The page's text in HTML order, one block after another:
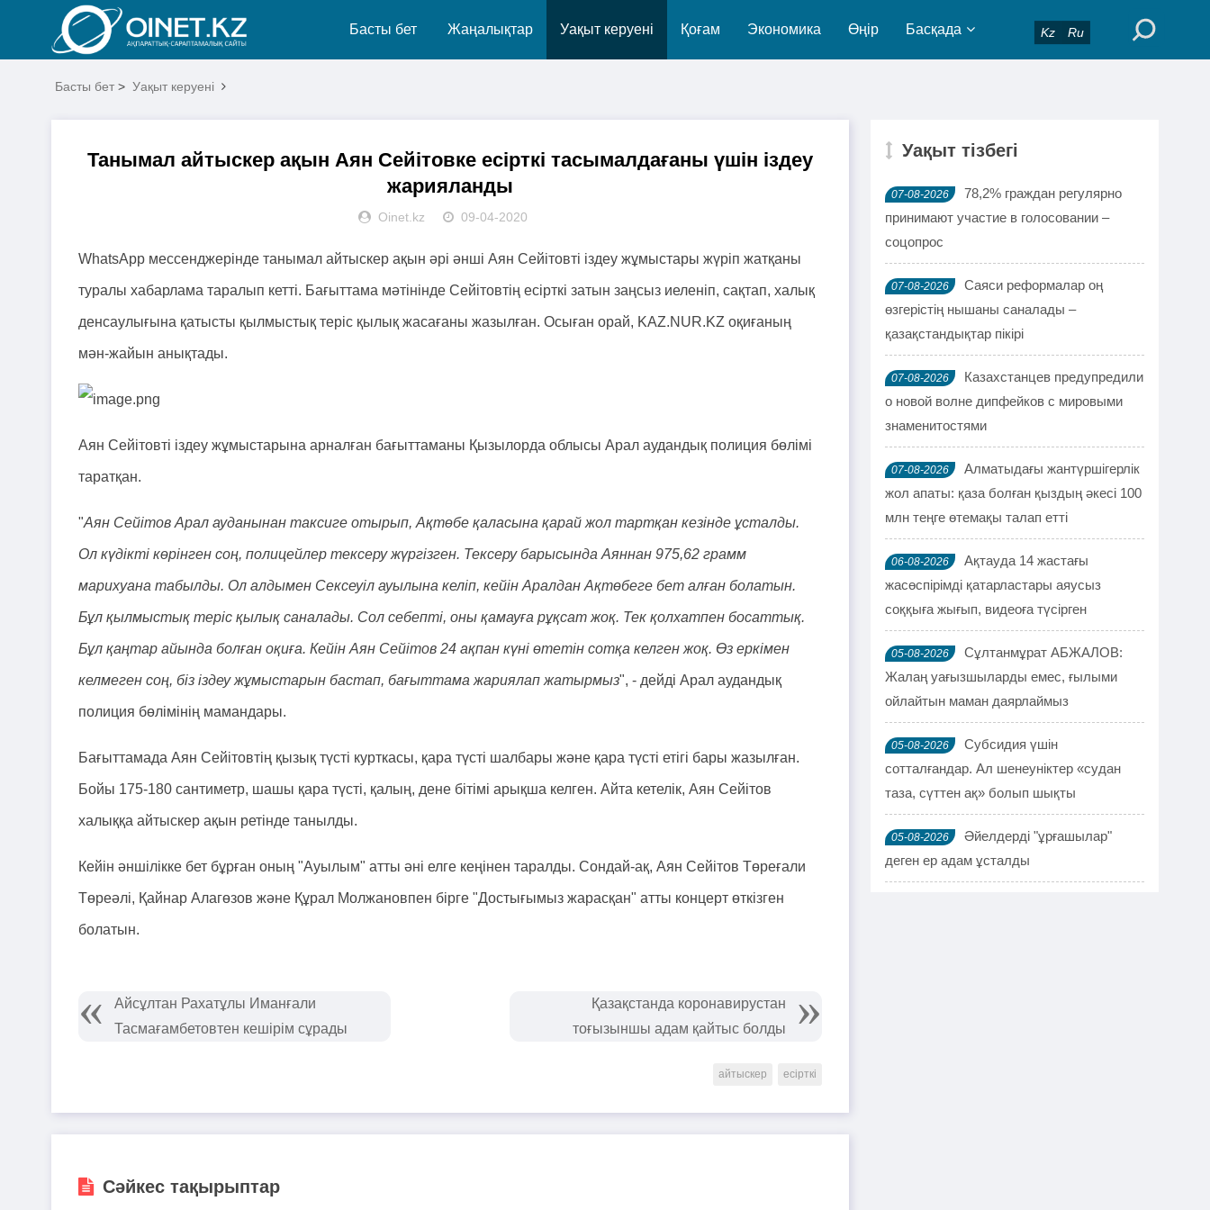
Kz Ru
Басты бет Жаңалықтар Уақыт керуені Қоғам Экономика Өңір Басқада
Басты бет > Уақыт керуені
Танымал айтыскер ақын Аян Сейітовке есірткі тасымалдағаны үшін іздеу
жарияланды
Oinet.kz 09-04-2020
WhatsApp мессенджерінде танымал айтыскер ақын әрі әнші Аян Сейітовті іздеу жұмыстары жүріп жатқаны
туралы хабарлама таралып кетті. Бағыттама мәтінінде Сейітовтің есірткі затын заңсыз иеленіп, сақтап, халық
денсаулығына қатысты қылмыстық теріс қылық жасағаны жазылған. Осыған орай, KAZ.NUR.KZ оқиғаның
мән-жайын анықтады.
Аян Сейітовті іздеу жұмыстарына арналған бағыттаманы Қызылорда облысы Арал аудандық полиция бөлімі
таратқан.
"Аян Сейітов Арал ауданынан таксиге отырып, Ақтөбе қаласына қарай жол тартқан кезінде ұсталды.
Ол күдікті көрінген соң, полицейлер тексеру жүргізген. Тексеру барысында Аяннан 975,62 грамм
марихуана табылды. Ол алдымен Сексеуіл ауылына келіп, кейін Аралдан Ақтөбеге бет алған болатын.
Бұл қылмыстық теріс қылық саналады. Сол себепті, оны қамауға рұқсат жоқ. Тек қолхатпен босаттық.
Бұл қаңтар айында болған оқиға. Кейін Аян Сейітов 24 ақпан күні өтетін сотқа келген жоқ. Өз еркімен
келмеген соң, біз іздеу жұмыстарын бастап, бағыттама жариялап жатырмыз", - дейді Арал аудандық
полиция бөлімінің мамандары.
Бағыттамада Аян Сейітовтің қызық түсті курткасы, қара түсті шалбары және қара түсті етігі бары жазылған.
Бойы 175-180 сантиметр, шашы қара түсті, қалың, дене бітімі арықша келген. Айта кетелік, Аян Сейітов
халыққа айтыскер ақын ретінде танылды.
Кейін әншілікке бет бұрған оның "Ауылым" атты әні елге кеңінен таралды. Сондай-ақ, Аян Сейітов Төреғали
Төреәлі, Қайнар Алагөзов және Құрал Молжановпен бірге "Достығымыз жарасқан" атты концерт өткізген
болатын.
Айсұлтан Рахатұлы Иманғали
Тасмағамбетовтен кешірім сұрады
Қазақстанда коронавирустан
тоғызыншы адам қайтыс болды
айтыскер есірткі
Сәйкес тақырыптар
Уақыт тізбегі
07-08-2026
78,2% граждан регулярно
принимают участие в голосовании –
соцопрос
07-08-2026
Саяси реформалар оң
өзгерістің нышаны саналады –
қазақстандықтар пікірі
07-08-2026
Казахстанцев предупредили
о новой волне дипфейков с мировыми
знаменитостями
07-08-2026
Алматыдағы жантүршігерлік
жол апаты: қаза болған қыздың әкесі 100
млн теңге өтемақы талап етті
06-08-2026
Ақтауда 14 жастағы
жасөспірімді қатарластары аяусыз
соққыға жығып, видеоға түсірген
05-08-2026
Сұлтанмұрат АБЖАЛОВ:
Жалаң уағызшыларды емес, ғылыми
ойлайтын маман даярлаймыз
05-08-2026
Субсидия үшін
сотталғандар. Ал шенеуніктер «судан
таза, сүттен ақ» болып шықты
05-08-2026
Әйелдерді "ұрғашылар"
деген ер адам ұсталды